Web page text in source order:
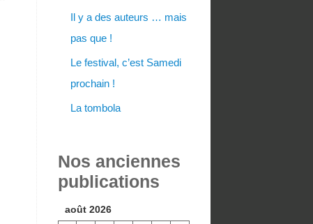
Il y a des auteurs … mais
pas que !
Le festival, c’est Samedi
prochain !
La tombola
Nos anciennes
publications
août 2026